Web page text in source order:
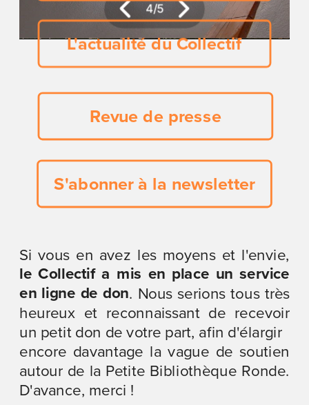
L'actualité du Collectif
Revue de presse
S'abonner à la newsletter
5/5
le Collectif a mis en place un service
en ligne de don. Nous serions tous très
heureux et reconnaissant de recevoir
un petit don de votre part, afin d'élargir
encore davantage la vague de soutien
autour de la Petite Bibliothèque Ronde.
D'avance, merci !